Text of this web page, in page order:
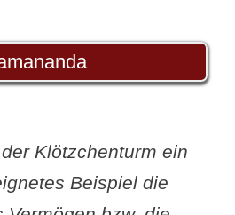
Klötzchenturm ein
Beispiel die